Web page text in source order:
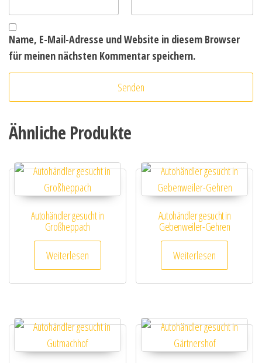
Name, E-Mail-Adresse und Website in diesem Browser
für meinen nächsten Kommentar speichern.
Ähnliche Produkte
Autohändler gesucht in
Großheppach
Weiterlesen
Autohändler gesucht in
Gebenweiler-Gehren
Weiterlesen